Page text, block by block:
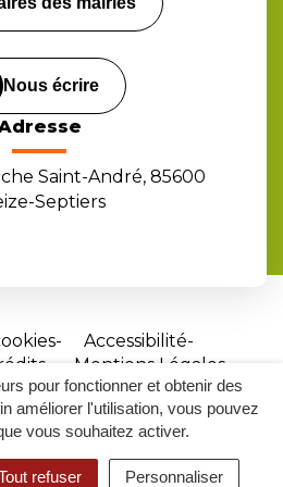
pour fonctionner et obtenir des
améliorer l'utilisation, vous pouvez
vous souhaitez activer.
refuser Personnaliser
Nous écrire
Saint-André, 85600
Septiers
Accessibilité
Mentions Légales
Inovagora